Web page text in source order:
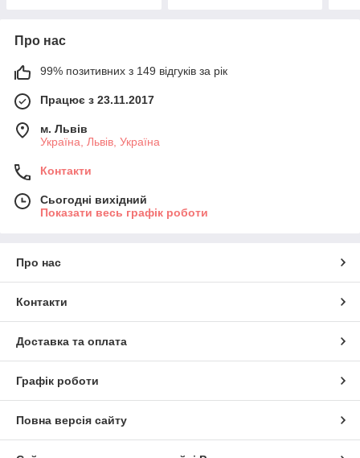
Про нас
99% позитивних з 149 відгуків за рік
Працює з 23.11.2017
м. Львів
Україна, Львів, Україна
Контакти
Сьогодні вихідний
Показати весь графік роботи
Про нас
Контакти
Доставка та оплата
Графік роботи
Повна версія сайту